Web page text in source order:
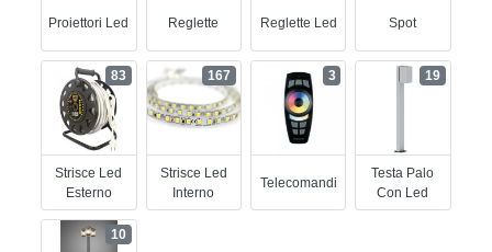
Proiettori Led Reglette Reglette Led Spot
Strisce Led
Esterno
83
Strisce Led
Interno
167
Telecomandi
3
Testa Palo
Con Led
19
10